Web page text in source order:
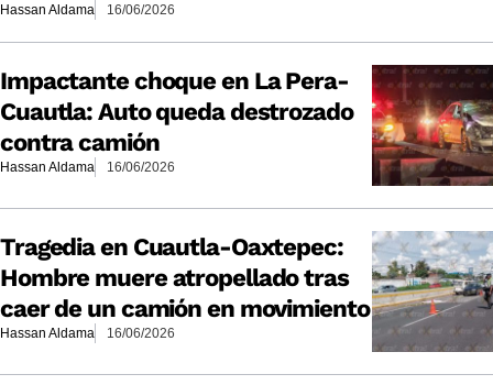
Hassan Aldama 16/06/2026
Impactante choque en La Pera-
Cuautla: Auto queda destrozado
contra camión
Hassan Aldama 16/06/2026
Tragedia en Cuautla-Oaxtepec:
Hombre muere atropellado tras
caer de un camión en movimiento
Hassan Aldama 16/06/2026